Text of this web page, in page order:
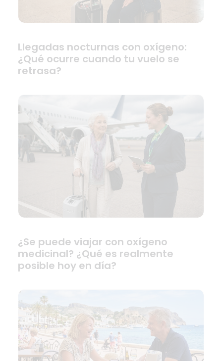
Llegadas nocturnas con oxígeno:
¿Qué ocurre cuando tu vuelo se
retrasa?
¿Se puede viajar con oxígeno
medicinal? ¿Qué es realmente
posible hoy en día?